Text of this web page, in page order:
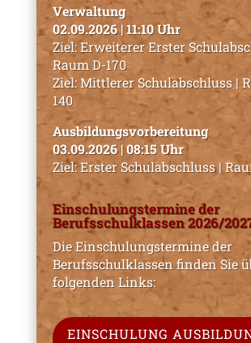
Verwaltung
02.09.2026 | 11:10 Uhr
Ziel: Erweiterer Erster
Raum D-170
Ziel: Mittlerer Schulabschluss |
140
Ausbildungsvorbereitung
03.09.2026 | 08:15 Uhr
Ziel: Erster Schulabschluss |
Einschulungstermine der
Berufsschulklassen 2026/
Die Einschulungstermine der
Berufsschulklassen finden Sie
folgenden Links:
EINSCHULUNG